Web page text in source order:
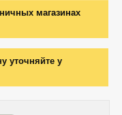
магазинах
уточняйте у